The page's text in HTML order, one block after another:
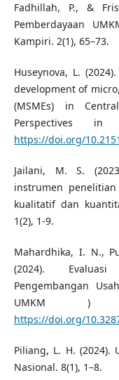
Fadhillah, P., &
Pemberdayaan
Kampiri. 2(1), 65–73.
Huseynova, L.
development of
(MSMEs) in
Perspectives in
https://doi.org/
Jailani, M. S.
instrumen
kualitatif dan
1(2), 1-9.
Mahardhika, I. N.,
(2024). Evaluasi
Pengembangan
UMKM )
https://doi.org/
Piliang, L. H. (2024).
Nasional. 8(1), 1–8.